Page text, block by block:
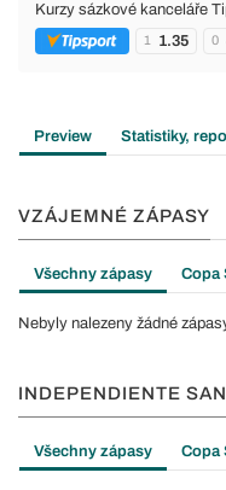
Kurzy sázkové kanceláře
1 1.35 0
Preview Statistiky,
VZÁJEMNÉ ZÁPASY
Všechny zápasy Copa
Nebyly nalezeny žádné
INDEPENDIENTE
Všechny zápasy Copa